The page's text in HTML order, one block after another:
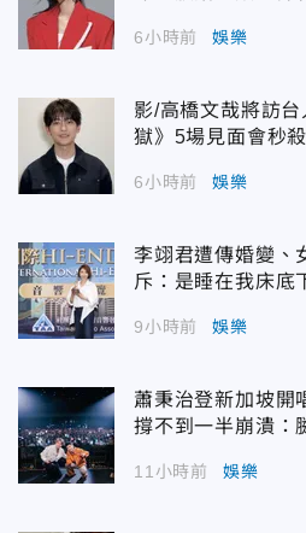
6小時前 娛樂
影/高橋文哉將訪
獄》5場見面會秒
6小時前 娛樂
李翊君遭傳婚變
斥：是睡在我床底
9小時前 娛樂
蕭秉治登新加坡
撐不到一半崩潰：
11小時前 娛樂